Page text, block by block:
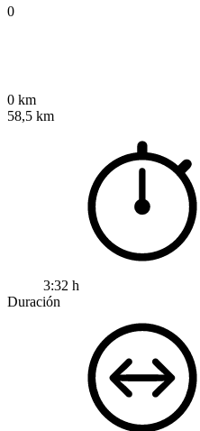
0
0 km
58,5 km
3:32 h
Duración